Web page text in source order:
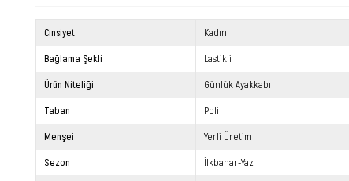
Cinsiyet Kadın
Bağlama Şekli Lastikli
Ürün Niteliği Günlük Ayakkabı
Taban Poli
Menşei Yerli Üretim
Sezon İlkbahar-Yaz